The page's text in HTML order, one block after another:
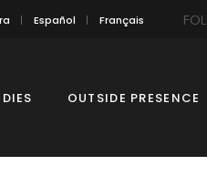
Español Français
OUTSIDE PRESENCE